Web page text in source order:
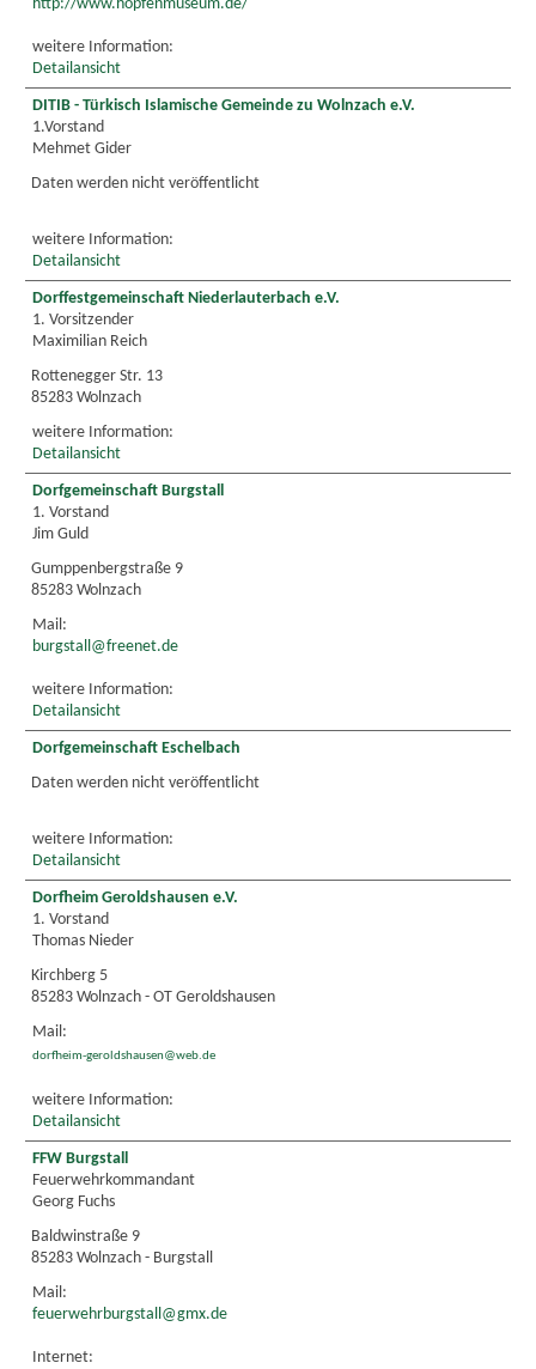
http://www.hopfenmuseum.de/
weitere Information:
Detailansicht
DITIB - Türkisch Islamische Gemeinde zu Wolnzach e.V.
1.Vorstand
Mehmet Gider
Daten werden nicht veröffentlicht
weitere Information:
Detailansicht
Dorffestgemeinschaft Niederlauterbach e.V.
1. Vorsitzender
Maximilian Reich
Rottenegger Str. 13
85283 Wolnzach
weitere Information:
Detailansicht
Dorfgemeinschaft Burgstall
1. Vorstand
Jim Guld
Gumppenbergstraße 9
85283 Wolnzach
Mail:
burgstall@freenet.de
weitere Information:
Detailansicht
Dorfgemeinschaft Eschelbach
Daten werden nicht veröffentlicht
weitere Information:
Detailansicht
Dorfheim Geroldshausen e.V.
1. Vorstand
Thomas Nieder
Kirchberg 5
85283 Wolnzach - OT Geroldshausen
Mail:
dorfheim-geroldshausen@web.de
weitere Information:
Detailansicht
FFW Burgstall
Feuerwehrkommandant
Georg Fuchs
Baldwinstraße 9
85283 Wolnzach - Burgstall
Mail:
feuerwehrburgstall@gmx.de
Internet: